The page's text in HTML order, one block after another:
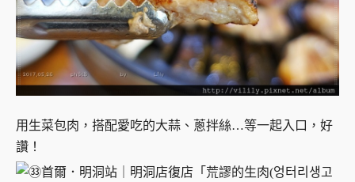
用生菜包肉，搭配愛吃的大蒜、蔥拌絲…等一起入口，好
讚！